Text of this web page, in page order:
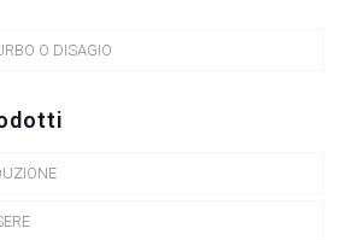
O DISAGIO